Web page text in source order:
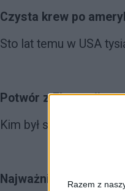
Razem z
Czysta krew po
Sto lat temu w USA
Potwór z Florencji
Kim był seryjny
Najważniejsze tajne